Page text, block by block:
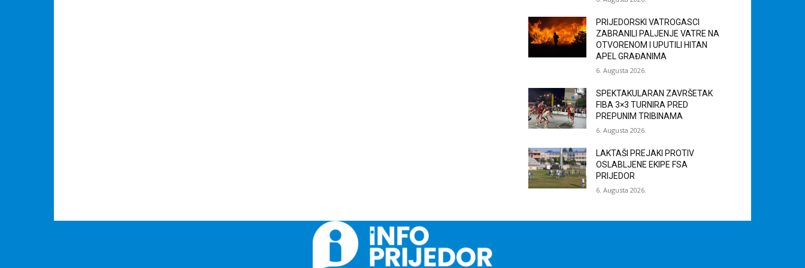
PRIJEDORSKI VATROGASCI
ZABRANILI PALJENJE VATRE NA
OTVORENOM I UPUTILI HITAN
APEL GRAĐANIMA
6. Augusta 2026.
SPEKTAKULARAN ZAVRŠETAK
FIBA 3×3 TURNIRA PRED
PREPUNIM TRIBINAMA
6. Augusta 2026.
LAKTAŠI PREJAKI PROTIV
OSLABLJENE EKIPE FSA
PRIJEDOR
6. Augusta 2026.